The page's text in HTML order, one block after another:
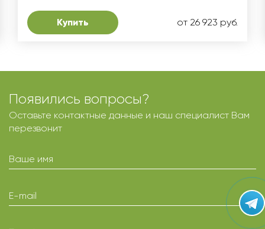
Купить от 26 923 руб.
Появились вопросы?
Оставьте контактные данные и наш специалист Вам
перезвонит
Ваше имя
E-mail